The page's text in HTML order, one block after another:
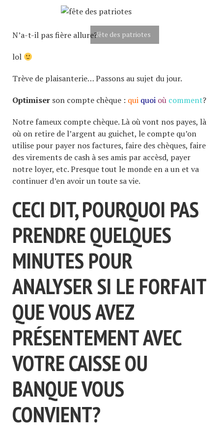
fête des patriotes
N’a-t-il pas fière allure?
lol
Trève de plaisanterie… Passons au sujet du jour.
Optimiser son compte chèque : qui quoi où comment?
Notre fameux compte chèque. Là où vont nos payes, là
où on retire de l’argent au guichet, le compte qu’on
utilise pour payer nos factures, faire des chèques, faire
des virements de cash à ses amis par accèsd, payer
notre loyer, etc. Presque tout le monde en a un et va
continuer d’en avoir un toute sa vie.
CECI DIT, POURQUOI PAS
PRENDRE QUELQUES
MINUTES POUR
ANALYSER SI LE FORFAIT
QUE VOUS AVEZ
PRÉSENTEMENT AVEC
VOTRE CAISSE OU
BANQUE VOUS
CONVIENT?